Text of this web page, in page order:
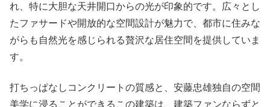
れ、特に大胆な天井開口からの光が印象的です。広々とし
たファサードや開放的な空間設計が魅力で、都市に住みな
がらも自然光を感じられる贅沢な居住空間を提供していま
す。
打ちっぱなしコンクリートの質感と、安藤忠雄独自の空間
美学に浸ることができるこの建築は、建築ファンならずと